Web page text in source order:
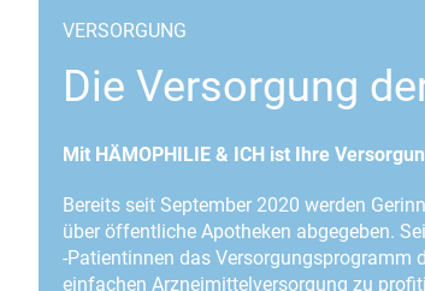
VERSORGUNG
Die Versorgung
Mit HÄMOPHILIE & ICH ist Ihre
Bereits seit September 2020 werden
über öffentliche Apotheken abgegeben.
-Patientinnen das Versorgungsprogramm
einfachen Arzneimittelversorgung zu